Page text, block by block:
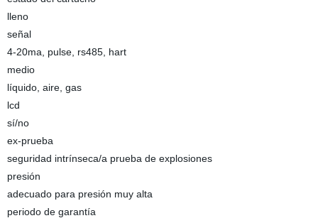
lleno
señal
4-20ma, pulse, rs485, hart
medio
líquido, aire, gas
lcd
sí/no
ex-prueba
seguridad intrínseca/a prueba de explosiones
presión
adecuado para presión muy alta
periodo de garantía